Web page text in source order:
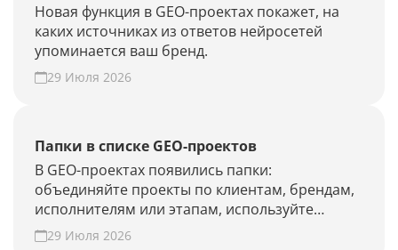
Новая функция в GEO-проектах покажет, на
каких источниках из ответов нейросетей
упоминается ваш бренд.
29 Июля 2026
Папки в списке GEO-проектов
В GEO-проектах появились папки:
объединяйте проекты по клиентам, брендам,
исполнителям или этапам, используйте
фильтры и быстрее находите нужные.
29 Июля 2026